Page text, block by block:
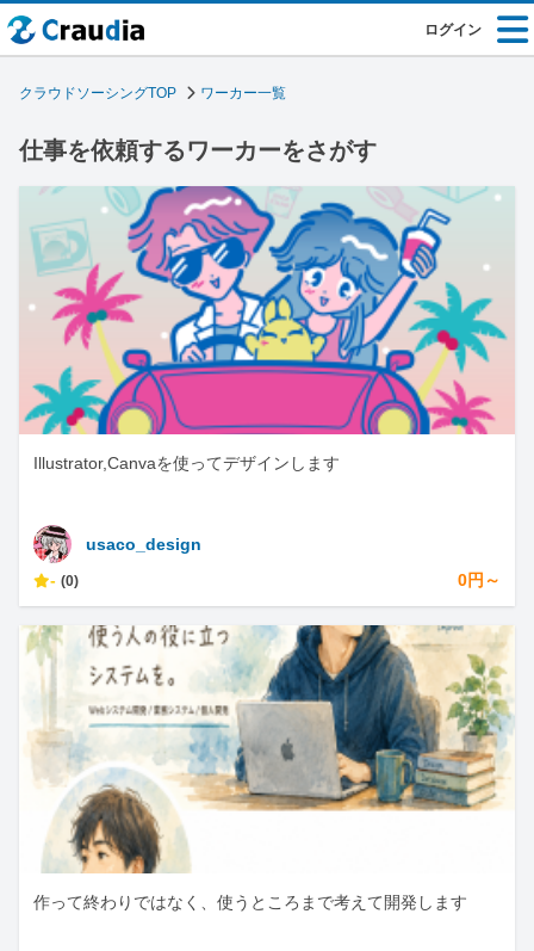
ログイン
クラウドソーシングTOP ワーカー一覧
仕事を依頼するワーカーをさがす
Illustrator,Canvaを使ってデザインします
usaco_design
- (0) 0円～
作って終わりではなく、使うところまで考えて開発します